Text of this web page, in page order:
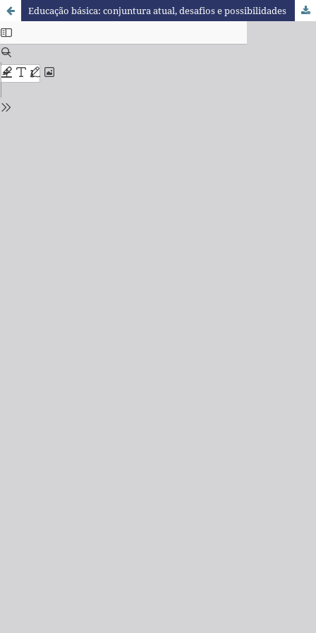
Educação básica: conjuntura atual, desafios e possibilidades